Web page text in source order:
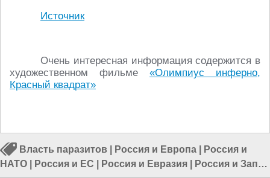
Источник
Очень интересная информация содержится в
художественном фильме «Олимпиус инферно,
Красный квадрат»
Власть паразитов Россия и Европа
Россия и
НАТО
Россия и ЕС Россия и Евразия
Россия и Запад